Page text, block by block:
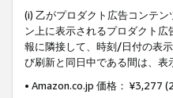
(i) 乙がプロダクト広告コンテ
ン上に表示されるプロダクト
報に隣接して、時刻/日付の表
び刷新と同日中である間は、
• Amazon.co.jp 価格：